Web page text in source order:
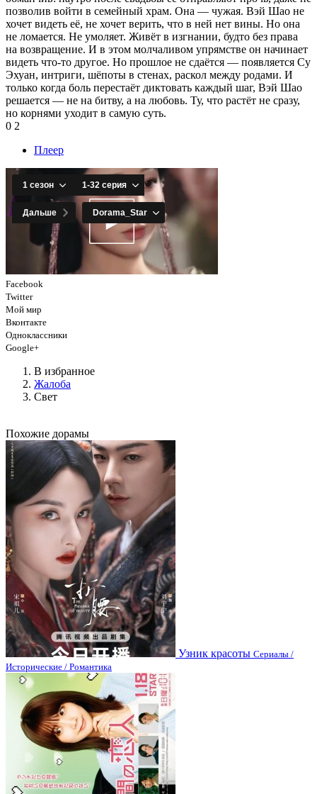
позволив войти в семейный храм. Она — чужая. Вэй Шао не
хочет видеть её, не хочет верить, что в ней нет вины. Но она
не ломается. Не умоляет. Живёт в изгнании, будто без права
на возвращение. И в этом молчаливом упрямстве он начинает
видеть что-то другое. Но прошлое не сдаётся — появляется Су
Эхуан, интриги, шёпоты в стенах, раскол между родами. И
только когда боль перестаёт диктовать каждый шаг, Вэй Шао
решается — не на битву, а на любовь. Ту, что растёт не сразу,
но корнями уходит в самую суть.
0 2
Плеер
Facebook
Twitter
Мой мир
Вконтакте
Одноклассники
Google+
В избранное
Жалоба
Свет
Похожие дорамы
Узник красоты Сериалы /
Исторические / Романтика